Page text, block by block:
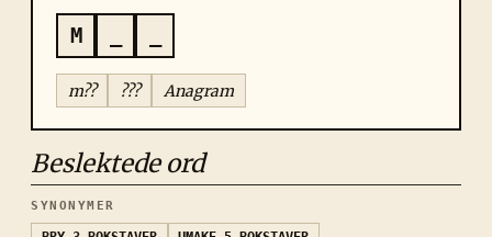
M
m?? ??? Anagram
Beslektede ord
SYNONYMER